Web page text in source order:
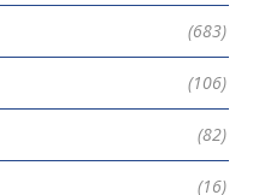
(683)
(106)
(82)
(16)